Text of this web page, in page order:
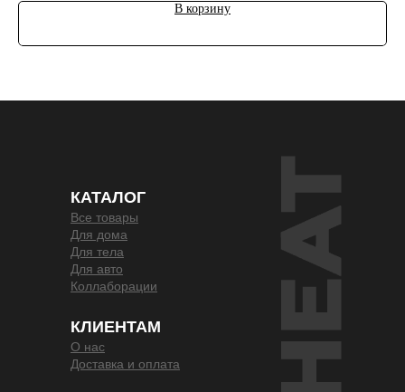
В корзину
КЛИЕНТАМ
О нас
Доставка и оплата
КАТАЛОГ
Все товары
Для дома
Для тела
Для авто
Коллаборации